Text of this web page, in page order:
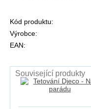
Kód produktu:
Výrobce:
EAN:
Související produkty